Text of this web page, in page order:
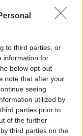
to third parties, or
information for
below opt-out
note that after your
seeing
utilized by
parties prior to
of the further
third parties on the
στο νέο